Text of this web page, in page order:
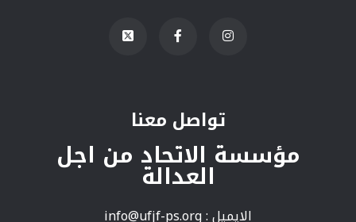
تواصل معنا
مؤسسة الاتحاد من اجل
العدالة
الايميل :info@ufjf-ps.org